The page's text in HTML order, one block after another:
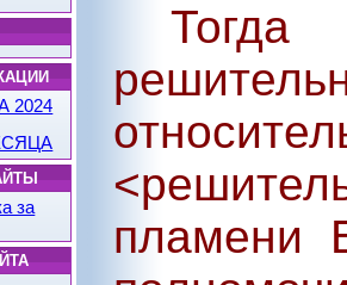
2024
за
Тогда
пламени